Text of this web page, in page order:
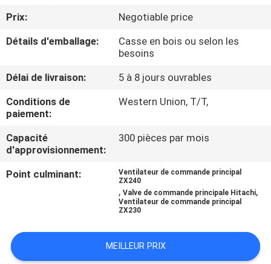
VISITE
D'USINE
CONTRÔLE
DE
LA
QUALITÉ
CONTACT
TOUS
Prix:
Negotiable price
Détails d'emballage:
Casse en bois ou selon les
besoins
Délai de livraison:
5 à 8 jours ouvrables
Conditions de
paiement:
Western Union, T/T,
Capacité
d'approvisionnement:
300 pièces par mois
Point culminant:
Ventilateur de commande principal
ZX240
,Valve de commande principale Hitachi,
Ventilateur de commande principal
ZX230
MEILLEUR PRIX